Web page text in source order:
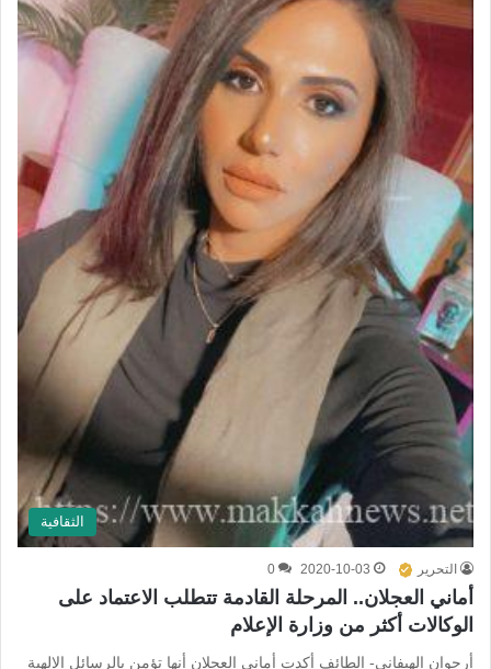
الثقافية
التحرير 2020-10-03
0
أماني العجلان.. المرحلة القادمة تتطلب الاعتماد على
الوكالات أكثر من وزارة الإعلام
أرجوان الهيفاني- الطائف أكدت أماني العجلان أنها تؤمن بالرسائل الإلهية